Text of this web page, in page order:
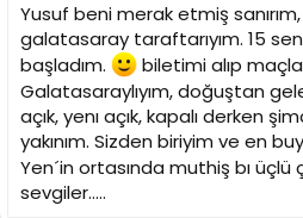
Yusuf beni merak etmiş
galatasaray taraftarıyım. 15
başladım.
biletimi alıp
Galatasaraylıyım, doğuştan
açık, yenı açık, kapalı derken
yakınım. Sizden biriyim ve en
Yen´in ortasında muthiş bı üçlü
sevgiler.....